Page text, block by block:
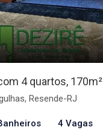
4 quartos, 170m²
Resende-RJ
4 Vagas